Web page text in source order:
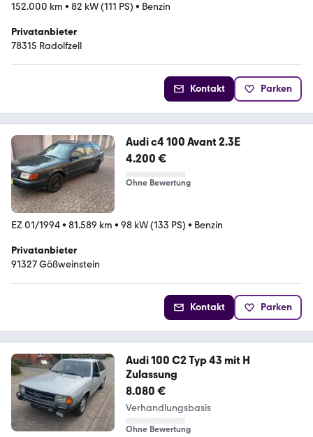
152.000 km • 82 kW (111 PS) • Benzin
Privatanbieter
78315 Radolfzell
Kontakt Parken
Audi c4 100 Avant 2.3E
4.200 €
Ohne Bewertung
EZ 01/1994• 81.589 km • 98 kW (133 PS) • Benzin
Privatanbieter
91327 Gößweinstein
Kontakt Parken
Audi 100 C2 Typ 43 mit H
Zulassung
8.080 €
Verhandlungsbasis
Ohne Bewertung